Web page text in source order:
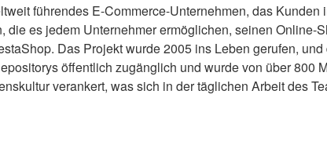
führendes E-Commerce-Unternehmen, das
die es jedem Unternehmer ermöglichen, seinen
Das Projekt wurde 2005 ins Leben gerufen,
öffentlich zugänglich und wurde von über 800
verankert, was sich in der täglichen Arbeit des